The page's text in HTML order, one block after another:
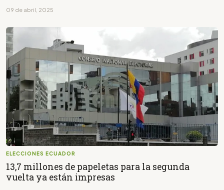
09 de abril, 2025
ELECCIONES ECUADOR
13,7 millones de papeletas para la segunda
vuelta ya están impresas